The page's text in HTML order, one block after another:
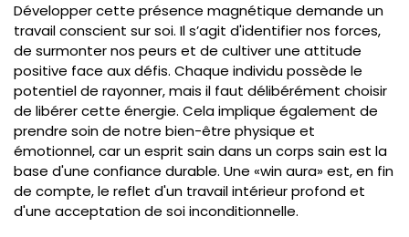
Développer cette présence magnétique demande un
travail conscient sur soi. Il s’agit d'identifier nos forces,
de surmonter nos peurs et de cultiver une attitude
positive face aux défis. Chaque individu possède le
potentiel de rayonner, mais il faut délibérément choisir
de libérer cette énergie. Cela implique également de
prendre soin de notre bien-être physique et
émotionnel, car un esprit sain dans un corps sain est la
base d'une confiance durable. Une «win aura» est, en fin
de compte, le reflet d'un travail intérieur profond et
d'une acceptation de soi inconditionnelle.